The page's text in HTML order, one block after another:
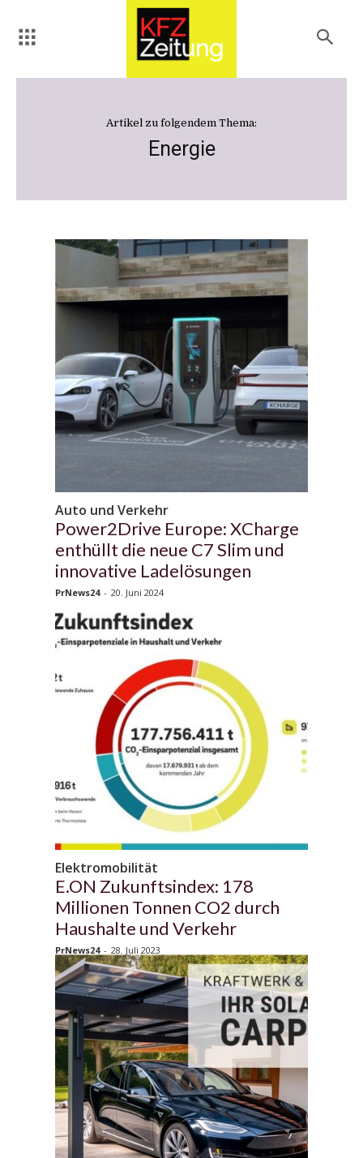
Artikel zu folgendem Thema:
Energie
Auto und Verkehr
Power2Drive Europe: XCharge
enthüllt die neue C7 Slim und
innovative Ladelösungen
PrNews24 - 20. Juni 2024
Elektromobilität
E.ON Zukunftsindex: 178
Millionen Tonnen CO2 durch
Haushalte und Verkehr
PrNews24 - 28. Juli 2023